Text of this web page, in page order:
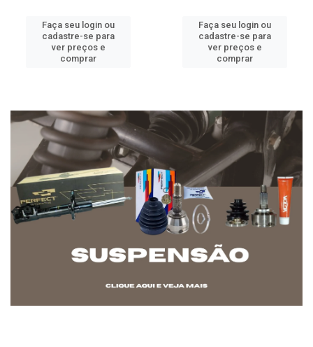
Faça seu login ou
cadastre-se para
ver preços e
comprar
Faça seu login ou
cadastre-se para
ver preços e
comprar